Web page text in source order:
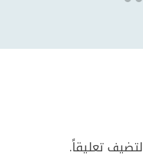
لتضيف تعليقاً.